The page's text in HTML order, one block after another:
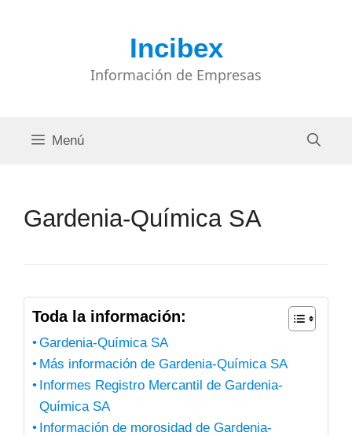
Incibex
Información de Empresas
Menú
Gardenia-Química SA
Toda la información:
Gardenia-Química SA
Más información de Gardenia-Química SA
Informes Registro Mercantil de Gardenia-
Química SA
Información de morosidad de Gardenia-